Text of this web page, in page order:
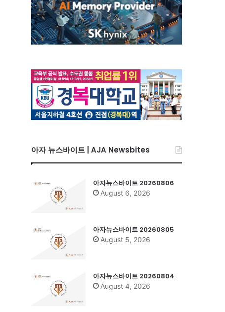
아자 뉴스바이트 | AJA Newsbites
아자뉴스바이트 20260806
August 6, 2026
아자뉴스바이트 20260805
August 5, 2026
아자뉴스바이트 20260804
August 4, 2026